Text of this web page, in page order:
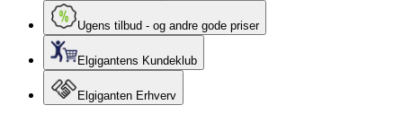
Ugens tilbud - og andre gode priser
Elgigantens Kundeklub
Elgiganten Erhverv